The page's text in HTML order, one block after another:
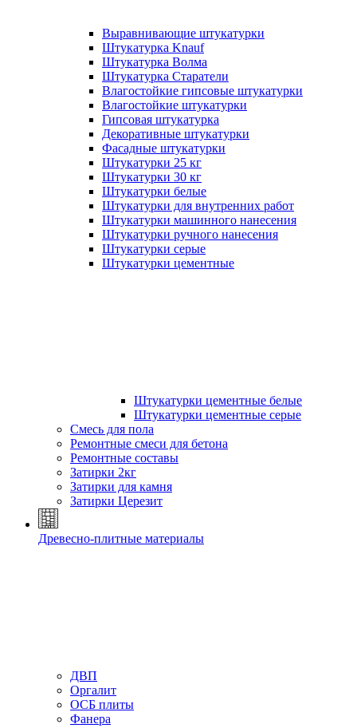
Выравнивающие штукатурки
Штукатурка Knauf
Штукатурка Волма
Штукатурка Старатели
Влагостойкие гипсовые штукатурки
Влагостойкие штукатурки
Гипсовая штукатурка
Декоративные штукатурки
Фасадные штукатурки
Штукатурки 25 кг
Штукатурки 30 кг
Штукатурки белые
Штукатурки для внутренних работ
Штукатурки машинного нанесения
Штукатурки ручного нанесения
Штукатурки серые
Штукатурки цементные
Штукатурки цементные белые
Штукатурки цементные серые
Смесь для пола
Ремонтные смеси для бетона
Ремонтные составы
Затирки 2кг
Затирки для камня
Затирки Церезит
Древесно-плитные материалы
ДВП
Оргалит
ОСБ плиты
Фанера